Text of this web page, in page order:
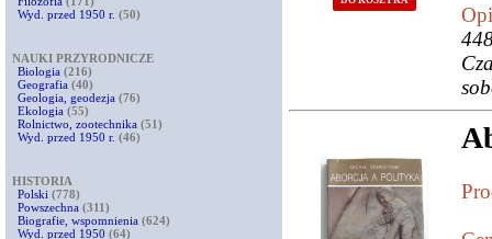
Wyd. przed 1950 r. (50)
NAUKI PRZYRODNICZE
Biologia (216)
Geografia (40)
Geologia, geodezja (76)
Ekologia (55)
Rolnictwo, zootechnika (51)
Wyd. przed 1950 r. (46)
HISTORIA
Polski (778)
Powszechna (311)
Biografie, wspomnienia (624)
Wyd. przed 1950 (64)